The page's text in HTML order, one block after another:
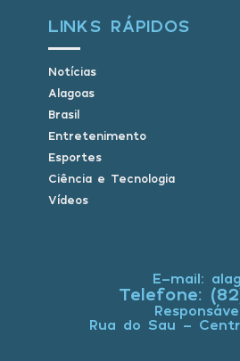
LINKS RÁPIDOS
Notícias
Alagoas
Brasil
Entretenimento
Esportes
Ciência e Tecnologia
Vídeos
E-mail:
Telefone:
Rua do Sau -